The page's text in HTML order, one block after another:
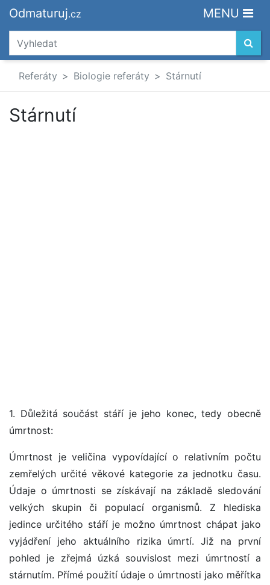
Odmaturuj.cz MENU
Referáty Biologie referáty Stárnutí
Stárnutí
1. Důležitá součást stáří je jeho konec, tedy obecně
úmrtnost:
Úmrtnost je veličina vypovídající o relativním počtu
zemřelých určité věkové kategorie za jednotku času.
Údaje o úmrtnosti se získávají na základě sledování
velkých skupin či populací organismů. Z hlediska
jedince určitého stáří je možno úmrtnost chápat jako
vyjádření jeho aktuálního rizika úmrtí. Již na první
pohled je zřejmá úzká souvislost mezi úmrtností a
stárnutím. Přímé použití údaje o úmrtnosti jako měřítka